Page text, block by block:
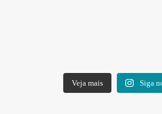
Veja mais Siga